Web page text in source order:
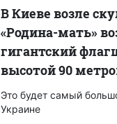
В Киеве возле
«Родина-мать»
гигантский
высотой 90
Это будет самый
Украине